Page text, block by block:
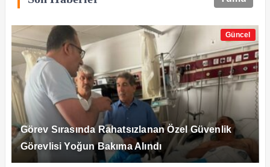
Güncel
Görev Sırasında Rahatsızlanan Özel Güvenlik
Görevlisi Yoğun Bakıma Alındı